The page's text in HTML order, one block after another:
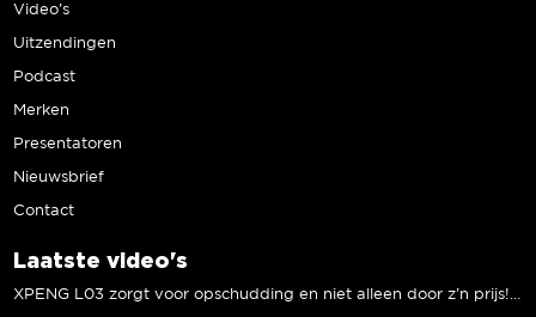
Video’s
Uitzendingen
Podcast
Merken
Presentatoren
Nieuwsbrief
Contact
Laatste video's
XPENG L03 zorgt voor opschudding en niet alleen door z’n prijs! | Jeroen Mul